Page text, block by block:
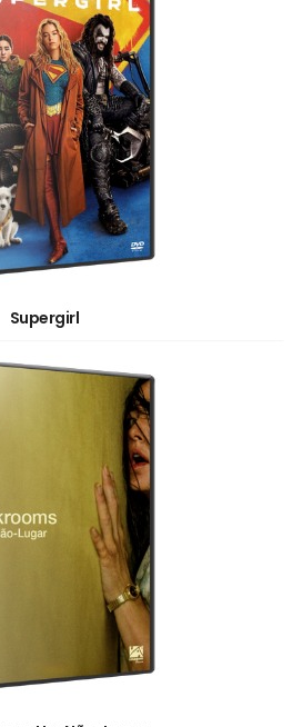
Supergirl